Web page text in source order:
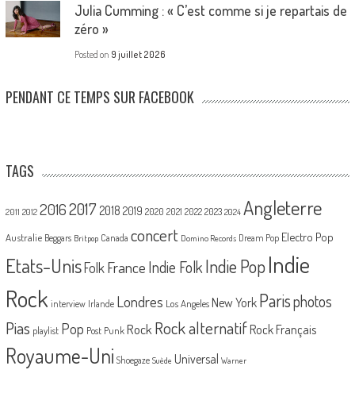
Julia Cumming : « C’est comme si je repartais de
zéro »
Posted on 9 juillet 2026
PENDANT CE TEMPS SUR FACEBOOK
TAGS
2011 2012 20162017 2018 2019 2020 2021 2022 2023 2024 Angleterre
Australie Beggars Britpop Canada concert Domino Records Dream Pop Electro Pop
Etats-UnisFolk France Indie Folk Indie PopIndie
Rock interview Irlande Londres Los Angeles New York Parisphotos
Pias playlist Pop Post Punk Rock Rock alternatif Rock Français
Royaume-Uni Shoegaze Suède Universal Warner